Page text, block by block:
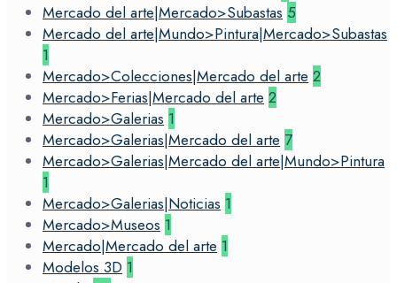
Mercado del arte|Mercado>Subastas 5
Mercado del arte|Mundo>Pintura|Mercado>Subastas
1
Mercado>Colecciones|Mercado del arte 2
Mercado>Ferias|Mercado del arte 2
Mercado>Galerias 1
Mercado>Galerias|Mercado del arte 7
Mercado>Galerias|Mercado del arte|Mundo>Pintura
1
Mercado>Galerias|Noticias 1
Mercado>Museos 1
Mercado|Mercado del arte 1
Modelos 3D 1